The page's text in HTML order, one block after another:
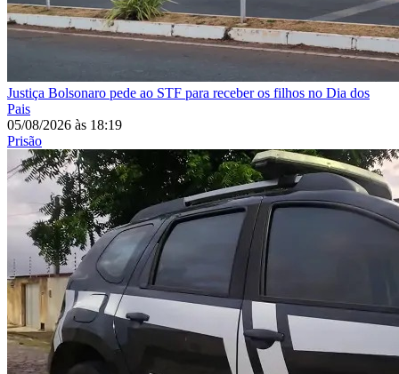
Justiça Bolsonaro pede ao STF para receber os filhos no Dia dos
Pais
05/08/2026 às 18:19
Prisão